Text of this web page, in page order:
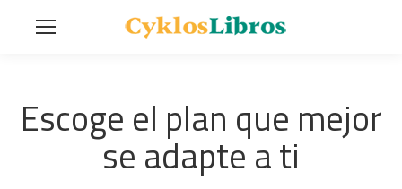
Escoge el plan que mejor
se adapte a ti